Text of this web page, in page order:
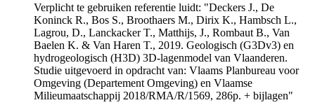
Verplicht te gebruiken referentie luidt: "Deckers J., De
Koninck R., Bos S., Broothaers M., Dirix K., Hambsch L.,
Lagrou, D., Lanckacker T., Matthijs, J., Rombaut B., Van
Baelen K. & Van Haren T., 2019. Geologisch (G3Dv3) en
hydrogeologisch (H3D) 3D-lagenmodel van Vlaanderen.
Studie uitgevoerd in opdracht van: Vlaams Planbureau voor
Omgeving (Departement Omgeving) en Vlaamse
Milieumaatschappij 2018/RMA/R/1569, 286p. + bijlagen"